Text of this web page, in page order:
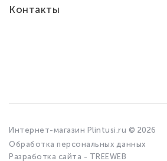
Контакты
Интернет-магазин Plintusi.ru © 2026
Обработка персональных данных
Разработка сайта - TREEWEB